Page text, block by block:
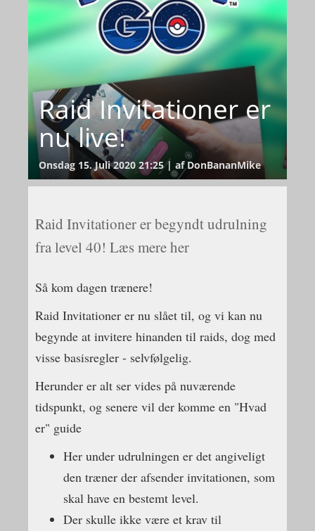
Raid Invitationer er
nu live!
Onsdag 15. Juli 2020 21:25 | af DonBananMike
Raid Invitationer er begyndt udrulning
fra level 40! Læs mere her
Så kom dagen trænere!
Raid Invitationer er nu slået til, og vi kan nu
begynde at invitere hinanden til raids, dog med
visse basisregler - selvfølgelig.
Herunder er alt ser vides på nuværende
tidspunkt, og senere vil der komme en "Hvad
er" guide
Her under udrulningen er det angiveligt
den træner der afsender invitationen, som
skal have en bestemt level.
Der skulle ikke være et krav til